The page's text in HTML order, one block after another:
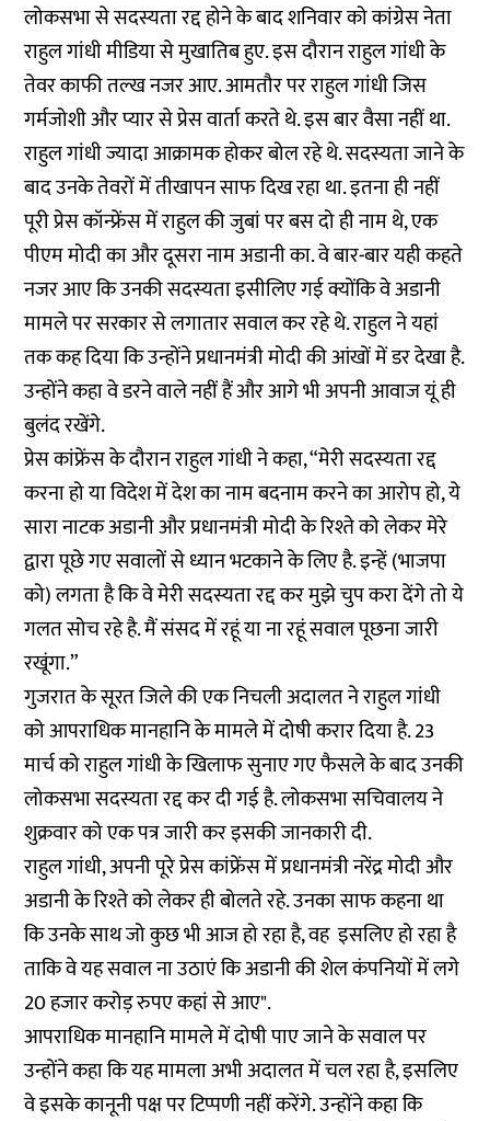
लोकसभा से सदस्यता रद्द होने के बाद शनिवार को कांग्रेस नेता
राहुल गांधी मीडिया से मुखातिब हुए. इस दौरान राहुल गांधी के
तेवर काफी तल्ख नजर आए. आमतौर पर राहुल गांधी जिस
गर्मजोशी और प्यार से प्रेस वार्ता करते थे. इस बार वैसा नहीं था.
राहुल गांधी ज्यादा आक्रामक होकर बोल रहे थे. सदस्यता जाने के
बाद उनके तेवरों में तीखापन साफ दिख रहा था. इतना ही नहीं
पूरी प्रेस कॉन्फ्रेंस में राहुल की जुबां पर बस दो ही नाम थे, एक
पीएम मोदी का और दूसरा नाम अडानी का. वे बार-बार यही कहते
नजर आए कि उनकी सदस्यता इसीलिए गई क्योंकि वे अडानी
मामले पर सरकार से लगातार सवाल कर रहे थे. राहुल ने यहां
तक कह दिया कि उन्होंने प्रधानमंत्री मोदी की आंखों में डर देखा है.
उन्होंने कहा वे डरने वाले नहीं हैं और आगे भी अपनी आवाज यूं ही
बुलंद रखेंगे.
प्रेस कांफ्रेंस के दौरान राहुल गांधी ने कहा, “मेरी सदस्यता रद्द
करना हो या विदेश में देश का नाम बदनाम करने का आरोप हो, ये
सारा नाटक अडानी और प्रधानमंत्री मोदी के रिश्ते को लेकर मेरे
द्वारा पूछे गए सवालों से ध्यान भटकाने के लिए है. इन्हें (भाजपा
को) लगता है कि वे मेरी सदस्यता रद्द कर मुझे चुप करा देंगे तो ये
गलत सोच रहे है. मैं संसद में रहूं या ना रहूं सवाल पूछना जारी
रखूंगा.”
गुजरात के सूरत जिले की एक निचली अदालत ने राहुल गांधी
को आपराधिक मानहानि के मामले में दोषी करार दिया है. 23
मार्च को राहुल गांधी के खिलाफ सुनाए गए फैसले के बाद उनकी
लोकसभा सदस्यता रद्द कर दी गई है. लोकसभा सचिवालय ने
शुक्रवार को एक पत्र जारी कर इसकी जानकारी दी.
राहुल गांधी, अपनी पूरे प्रेस कांफ्रेंस में प्रधानमंत्री नरेंद्र मोदी और
अडानी के रिश्ते को लेकर ही बोलते रहे. उनका साफ कहना था
कि उनके साथ जो कुछ भी आज हो रहा है, वह इसलिए हो रहा है
ताकि वे यह सवाल ना उठाएं कि अडानी की शेल कंपनियों में लगे
20 हजार करोड़ रुपए कहां से आए".
आपराधिक मानहानि मामले में दोषी पाए जाने के सवाल पर
उन्होंने कहा कि यह मामला अभी अदालत में चल रहा है, इसलिए
वे इसके कानूनी पक्ष पर टिप्पणी नहीं करेंगे. उन्होंने कहा कि